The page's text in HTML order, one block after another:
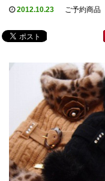
2012.10.23 ご予約商品